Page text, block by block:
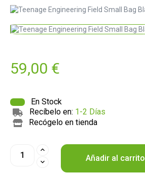
59,00 €
En Stock
Recíbelo en: 1-2 Días
Recógelo en tienda
Añadir al carrito